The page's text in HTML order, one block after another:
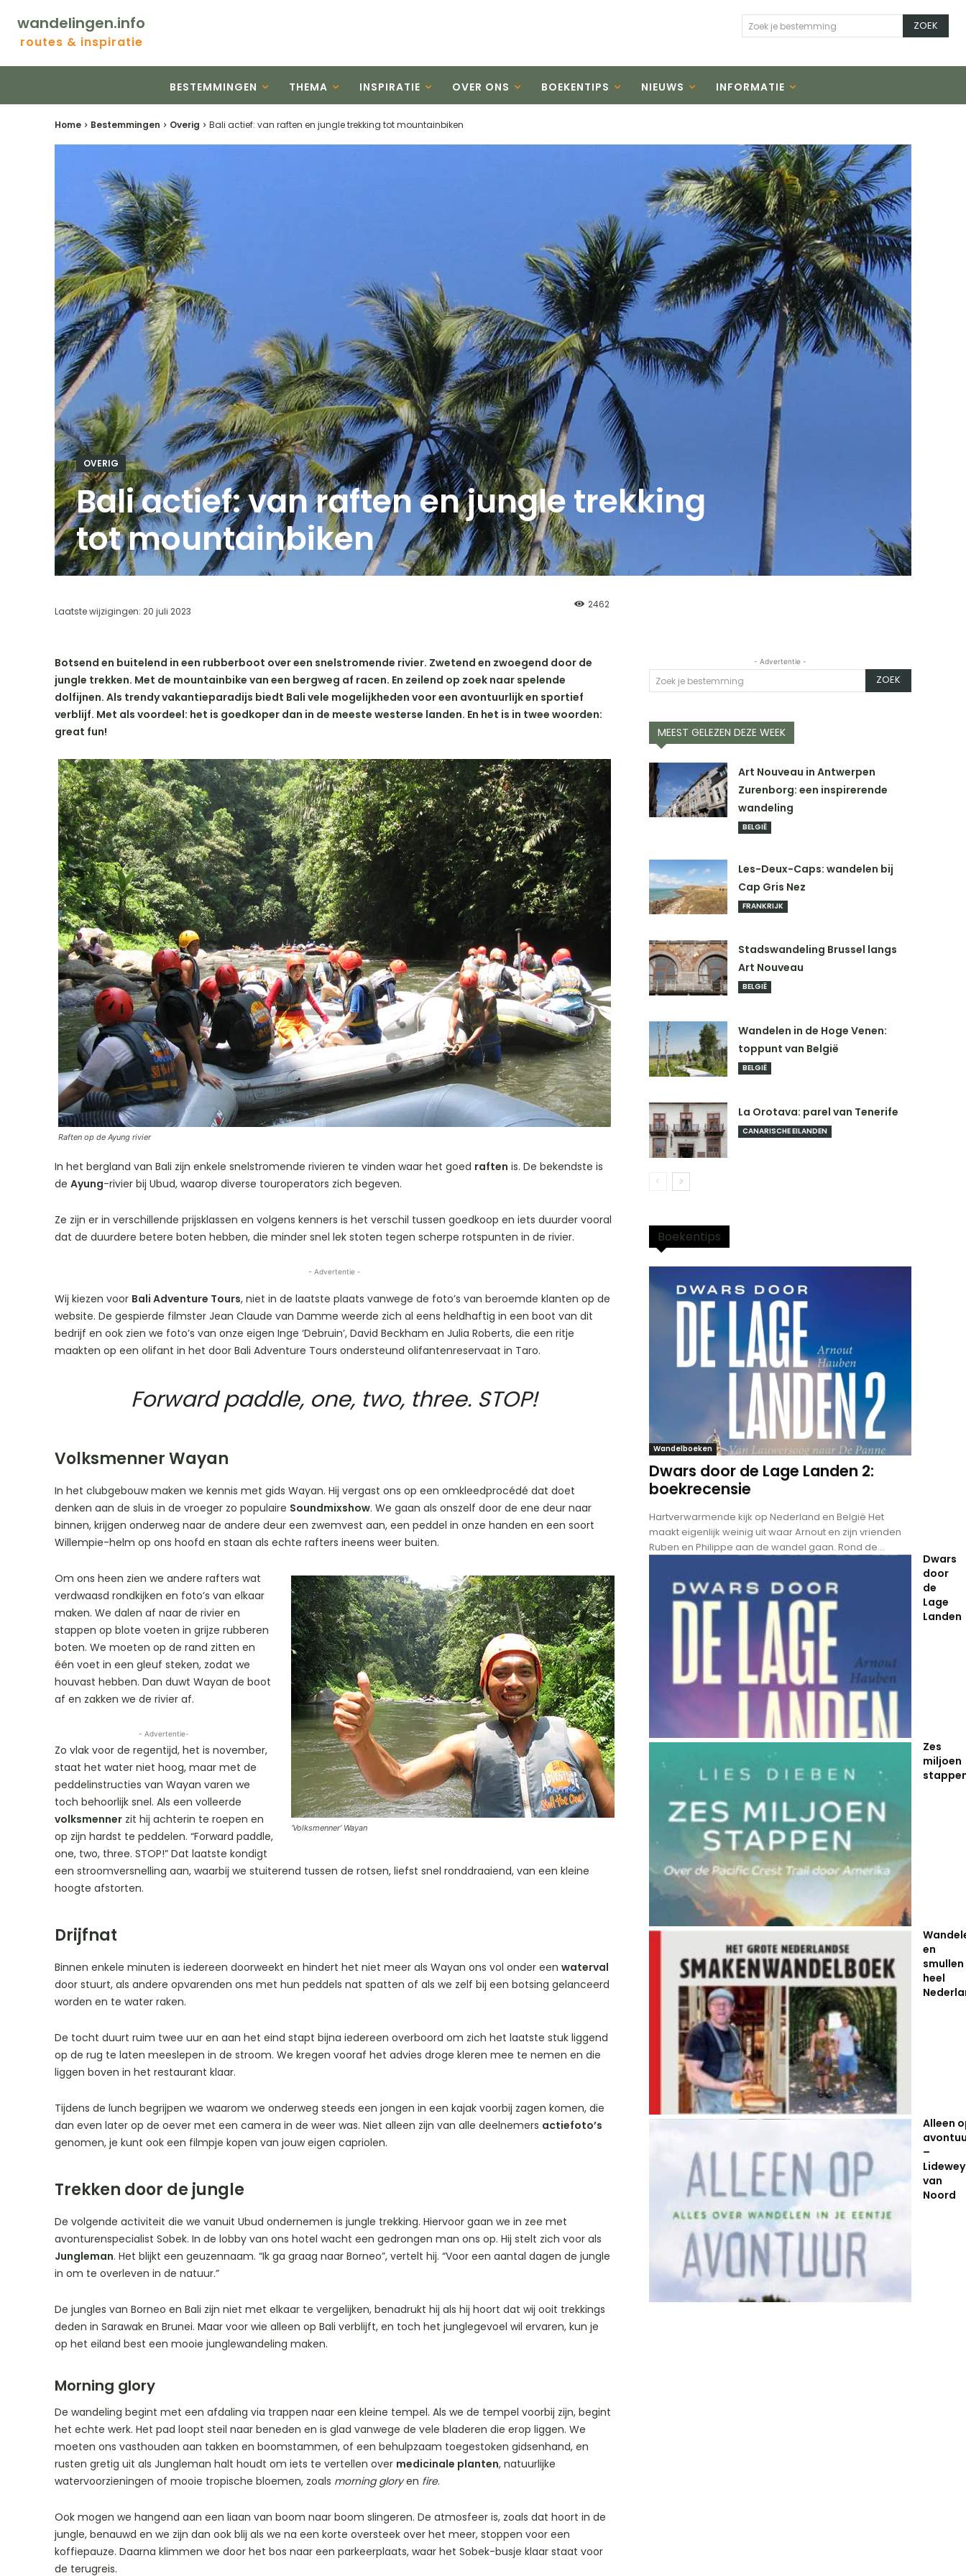
wandelingen.info
routes & inspiratie
Zoek je bestemming ZOEK
BESTEMMINGEN THEMA INSPIRATIE OVER ONS BOEKENTIPS NIEUWS INFORMATIE
Home Bestemmingen Overig Bali actief: van raften en jungle trekking tot mountainbiken
OVERIG
Bali actief: van raften en jungle trekking
tot mountainbiken
Laatste wijzigingen: 20 juli 2023
2462
Botsend en buitelend in een rubberboot over een snelstromende rivier. Zwetend en zwoegend door de
jungle trekken. Met de mountainbike van een bergweg af racen. En zeilend op zoek naar spelende
dolfijnen. Als trendy vakantieparadijs biedt Bali vele mogelijkheden voor een avontuurlijk en sportief
verblijf. Met als voordeel: het is goedkoper dan in de meeste westerse landen. En het is in twee woorden:
great fun!
Raften op de Ayung rivier
In het bergland van Bali zijn enkele snelstromende rivieren te vinden waar het goed raften is. De bekendste is
de Ayung-rivier bij Ubud, waarop diverse touroperators zich begeven.
Ze zijn er in verschillende prijsklassen en volgens kenners is het verschil tussen goedkoop en iets duurder vooral
dat de duurdere betere boten hebben, die minder snel lek stoten tegen scherpe rotspunten in de rivier.
- Advertentie -
Wij kiezen voor Bali Adventure Tours, niet in de laatste plaats vanwege de foto’s van beroemde klanten op de
website. De gespierde filmster Jean Claude van Damme weerde zich al eens heldhaftig in een boot van dit
bedrijf en ook zien we foto’s van onze eigen Inge ‘Debruin’, David Beckham en Julia Roberts, die een ritje
maakten op een olifant in het door Bali Adventure Tours ondersteund olifantenreservaat in Taro.
Forward paddle, one, two, three. STOP!
Volksmenner Wayan
In het clubgebouw maken we kennis met gids Wayan. Hij vergast ons op een omkleedprocédé dat doet
denken aan de sluis in de vroeger zo populaire Soundmixshow. We gaan als onszelf door de ene deur naar
binnen, krijgen onderweg naar de andere deur een zwemvest aan, een peddel in onze handen en een soort
Willempie-helm op ons hoofd en staan als echte rafters ineens weer buiten.
‘Volksmenner’ Wayan
Om ons heen zien we andere rafters wat
verdwaasd rondkijken en foto’s van elkaar
maken. We dalen af naar de rivier en
stappen op blote voeten in grijze rubberen
boten. We moeten op de rand zitten en
één voet in een gleuf steken, zodat we
houvast hebben. Dan duwt Wayan de boot
af en zakken we de rivier af.
- Advertentie-
Zo vlak voor de regentijd, het is november,
staat het water niet hoog, maar met de
peddelinstructies van Wayan varen we
toch behoorlijk snel. Als een volleerde
volksmenner zit hij achterin te roepen en
op zijn hardst te peddelen. “Forward paddle,
one, two, three. STOP!” Dat laatste kondigt
een stroomversnelling aan, waarbij we stuiterend tussen de rotsen, liefst snel ronddraaiend, van een kleine
hoogte afstorten.
Drijfnat
Binnen enkele minuten is iedereen doorweekt en hindert het niet meer als Wayan ons vol onder een waterval
door stuurt, als andere opvarenden ons met hun peddels nat spatten of als we zelf bij een botsing gelanceerd
worden en te water raken.
De tocht duurt ruim twee uur en aan het eind stapt bijna iedereen overboord om zich het laatste stuk liggend
op de rug te laten meeslepen in de stroom. We kregen vooraf het advies droge kleren mee te nemen en die
liggen boven in het restaurant klaar.
Tijdens de lunch begrijpen we waarom we onderweg steeds een jongen in een kajak voorbij zagen komen, die
dan even later op de oever met een camera in de weer was. Niet alleen zijn van alle deelnemers actiefoto’s
genomen, je kunt ook een filmpje kopen van jouw eigen capriolen.
Trekken door de jungle
De volgende activiteit die we vanuit Ubud ondernemen is jungle trekking. Hiervoor gaan we in zee met
avonturenspecialist Sobek. In de lobby van ons hotel wacht een gedrongen man ons op. Hij stelt zich voor als
Jungleman. Het blijkt een geuzennaam. “Ik ga graag naar Borneo”, vertelt hij. “Voor een aantal dagen de jungle
in om te overleven in de natuur.”
De jungles van Borneo en Bali zijn niet met elkaar te vergelijken, benadrukt hij als hij hoort dat wij ooit trekkings
deden in Sarawak en Brunei. Maar voor wie alleen op Bali verblijft, en toch het junglegevoel wil ervaren, kun je
op het eiland best een mooie junglewandeling maken.
Morning glory
De wandeling begint met een afdaling via trappen naar een kleine tempel. Als we de tempel voorbij zijn, begint
het echte werk. Het pad loopt steil naar beneden en is glad vanwege de vele bladeren die erop liggen. We
moeten ons vasthouden aan takken en boomstammen, of een behulpzaam toegestoken gidsenhand, en
rusten gretig uit als Jungleman halt houdt om iets te vertellen over medicinale planten, natuurlijke
watervoorzieningen of mooie tropische bloemen, zoals morning gloryen fire.
Ook mogen we hangend aan een liaan van boom naar boom slingeren. De atmosfeer is, zoals dat hoort in de
jungle, benauwd en we zijn dan ook blij als we na een korte oversteek over het meer, stoppen voor een
koffiepauze. Daarna klimmen we door het bos naar een parkeerplaats, waar het Sobek-busje klaar staat voor
de terugreis.
- Advertentie -
Zoek je bestemming ZOEK
MEEST GELEZEN DEZE WEEK
Art Nouveau in Antwerpen
Zurenborg: een inspirerende
wandeling
BELGIË
Les-Deux-Caps: wandelen bij
Cap Gris Nez
FRANKRIJK
Stadswandeling Brussel langs
Art Nouveau
BELGIË
Wandelen in de Hoge Venen:
toppunt van België
BELGIË
La Orotava: parel van Tenerife
CANARISCHE EILANDEN
Boekentips
Wandelboeken
Dwars door de Lage Landen 2:
boekrecensie
Hartverwarmende kijk op Nederland en België Het
maakt eigenlijk weinig uit waar Arnout en zijn vrienden
Ruben en Philippe aan de wandel gaan. Rond de...
Dwars
door
de
Lage
Landen
Zes
miljoen
en
smullen
heel
Alleen
–
Lidewey
van
Noord